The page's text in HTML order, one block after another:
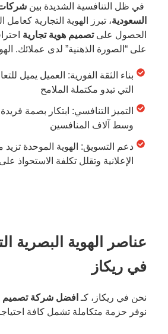
في ظل التنافسية الشديدة بين
السعودية، تبرز الهوية التجارية
الحصول علىتصميم هوية تجارية
على “الصورة الذهنية” لدى عملائك.
بناء الثقة الفورية: العميل يميل
التي تبدو مكتملة الملامح
التميز التنافسي: ابتكار بصمة
وسط آلاف المنافسين
دعم التسويق: الهوية الموحدة تزيد
الإعلانية وتقلل تكلفة الاستحواذ
عناصر الهوية البصرية
في ريكاز
نحن في ريكاز، كـ افضل شركة تصميم
نوفر حزمة متكاملة تشمل كافة